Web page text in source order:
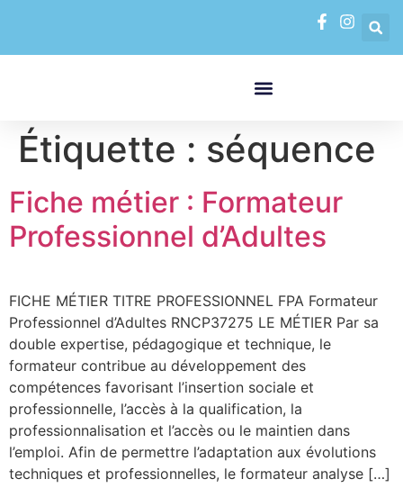
Étiquette : séquence
Fiche métier : Formateur
Professionnel d’Adultes
FICHE MÉTIER TITRE PROFESSIONNEL FPA Formateur
Professionnel d’Adultes RNCP37275 LE MÉTIER Par sa
double expertise, pédagogique et technique, le
formateur contribue au développement des
compétences favorisant l’insertion sociale et
professionnelle, l’accès à la qualification, la
professionnalisation et l’accès ou le maintien dans
l’emploi. Afin de permettre l’adaptation aux évolutions
techniques et professionnelles, le formateur analyse […]